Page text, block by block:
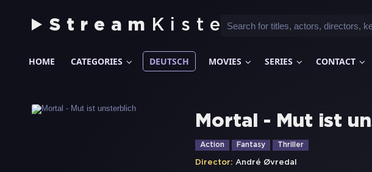
Stream Kiste
HOME CATEGORIES DEUTSCH MOVIES SERIES CONTACT
Mortal - Mut ist
Action Fantasy Thriller
Director: André Øvredal